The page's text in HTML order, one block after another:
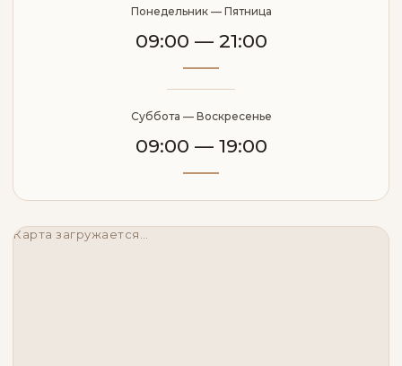
Понедельник — Пятница
09:00 — 21:00
Суббота — Воскресенье
09:00 — 19:00
Карта загружается…